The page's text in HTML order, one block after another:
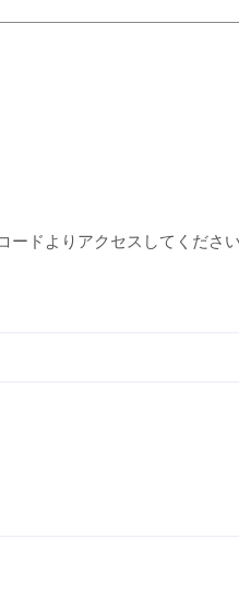
ードよりアクセスしてくださ